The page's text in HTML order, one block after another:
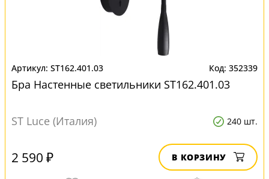
ST162.401.03 352339
Бра Настенные светильники ST162.401.03
ST Luce (Италия) 240 шт.
2 590 ₽ В КОРЗИНУ